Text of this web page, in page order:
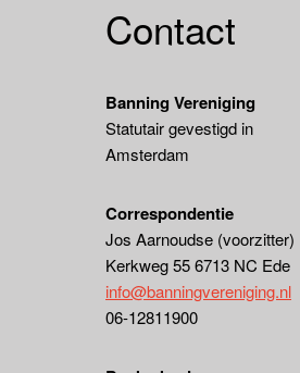
Contact
Banning Vereniging
Statutair gevestigd in
Amsterdam
Correspondentie
Jos Aarnoudse (voorzitter)
Kerkweg 55 6713 NC Ede
info@banningvereniging.nl
06-12811900